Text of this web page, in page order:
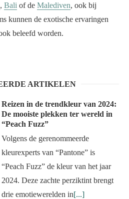
, Bali of de Malediven, ook bij
kunnen de exotische ervaringen
beleefd worden.
ARTIKELEN
Reizen in de trendkleur van 2024:
De mooiste plekken ter wereld in
“Peach Fuzz”
Volgens de gerenommeerde
kleurexperts van “Pantone” is
“Peach Fuzz” de kleur van het jaar
2024. Deze zachte perziktint brengt
drie emotiewerelden in[...]